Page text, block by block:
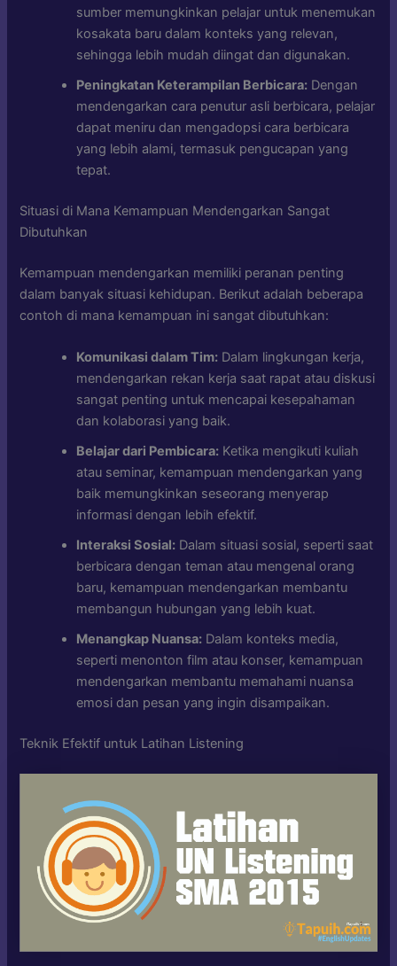
sumber memungkinkan pelajar untuk menemukan
kosakata baru dalam konteks yang relevan,
sehingga lebih mudah diingat dan digunakan.
Peningkatan Keterampilan Berbicara: Dengan
mendengarkan cara penutur asli berbicara, pelajar
dapat meniru dan mengadopsi cara berbicara
yang lebih alami, termasuk pengucapan yang
tepat.
Situasi di Mana Kemampuan Mendengarkan Sangat
Dibutuhkan
Kemampuan mendengarkan memiliki peranan penting
dalam banyak situasi kehidupan. Berikut adalah beberapa
contoh di mana kemampuan ini sangat dibutuhkan:
Komunikasi dalam Tim: Dalam lingkungan kerja,
mendengarkan rekan kerja saat rapat atau diskusi
sangat penting untuk mencapai kesepahaman
dan kolaborasi yang baik.
Belajar dari Pembicara: Ketika mengikuti kuliah
atau seminar, kemampuan mendengarkan yang
baik memungkinkan seseorang menyerap
informasi dengan lebih efektif.
Interaksi Sosial: Dalam situasi sosial, seperti saat
berbicara dengan teman atau mengenal orang
baru, kemampuan mendengarkan membantu
membangun hubungan yang lebih kuat.
Menangkap Nuansa: Dalam konteks media,
seperti menonton film atau konser, kemampuan
mendengarkan membantu memahami nuansa
emosi dan pesan yang ingin disampaikan.
Teknik Efektif untuk Latihan Listening